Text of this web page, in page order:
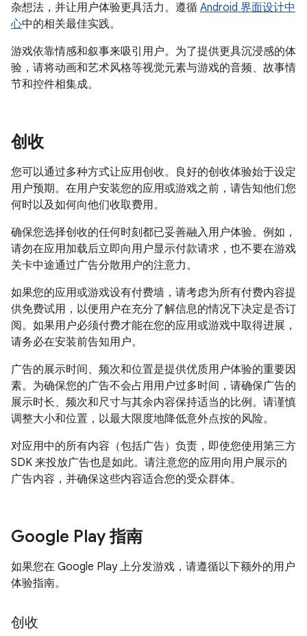
杂想法，并让用户体验更具活力。遵循 Android 界面设计中
心中的相关最佳实践。
游戏依靠情感和叙事来吸引用户。为了提供更具沉浸感的体
验，请将动画和艺术风格等视觉元素与游戏的音频、故事情
节和控件相集成。
创收
您可以通过多种方式让应用创收。良好的创收体验始于设定
用户预期。在用户安装您的应用或游戏之前，请告知他们您
何时以及如何向他们收取费用。
确保您选择创收的任何时刻都已妥善融入用户体验。例如，
请勿在应用加载后立即向用户显示付款请求，也不要在游戏
关卡中途通过广告分散用户的注意力。
如果您的应用或游戏设有付费墙，请考虑为所有付费内容提
供免费试用，以便用户在充分了解信息的情况下决定是否订
阅。如果用户必须付费才能在您的应用或游戏中取得进展，
请务必在安装前告知用户。
广告的展示时间、频次和位置是提供优质用户体验的重要因
素。为确保您的广告不会占用用户过多时间，请确保广告的
展示时长、频次和尺寸与其余内容保持适当的比例。请谨慎
调整大小和位置，以最大限度地降低意外点按的风险。
对应用中的所有内容（包括广告）负责，即使您使用第三方
SDK 来投放广告也是如此。请注意您的应用向用户展示的
广告内容，并确保这些内容适合您的受众群体。
Google Play 指南
如果您在 Google Play 上分发游戏，请遵循以下额外的用户
体验指南。
创收